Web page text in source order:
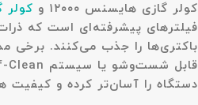
کولر گازی هایسنس ۱۲۰۰۰ و
کولر گازی
فیلترهای پیشرفته‌ای است که
باکتری‌ها را جذب می‌کنند. برخی
دستگاه را آسان‌تر کرده و کیفیت